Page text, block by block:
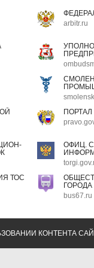
arbitr.ru
ОФИЦ.
ТОС
ГОРОДА
bus67.ru
КОНТЕНТА